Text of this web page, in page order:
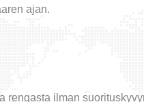
ajan.
rengasta ilman